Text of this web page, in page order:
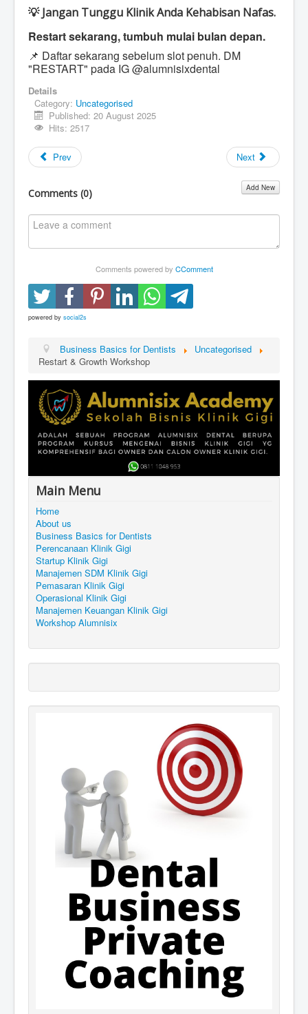
💡 Jangan Tunggu Klinik Anda Kehabisan Nafas.
Restart sekarang, tumbuh mulai bulan depan.
📌 Daftar sekarang sebelum slot penuh. DM
"RESTART" pada IG @alumnisixdental
Details
Category: Uncategorised
Published: 20 August 2025
Hits: 2517
Prev Next
Comments (0) Add New
Comments powered by CComment
powered by social2s
Business Basics for Dentists
Uncategorised
Restart & Growth Workshop
Main Menu
Home
About us
Business Basics for Dentists
Perencanaan Klinik Gigi
Startup Klinik Gigi
Manajemen SDM Klinik Gigi
Pemasaran Klinik Gigi
Operasional Klinik Gigi
Manajemen Keuangan Klinik Gigi
Workshop Alumnisix